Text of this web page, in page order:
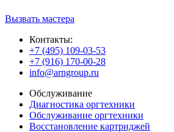
Вызвать мастера
Контакты:
+7 (495) 109-03-53
+7 (916) 170-00-28
info@arngroup.ru
Обслуживание
Диагностика оргтехники
Обслуживание оргтехники
Восстановление картриджей